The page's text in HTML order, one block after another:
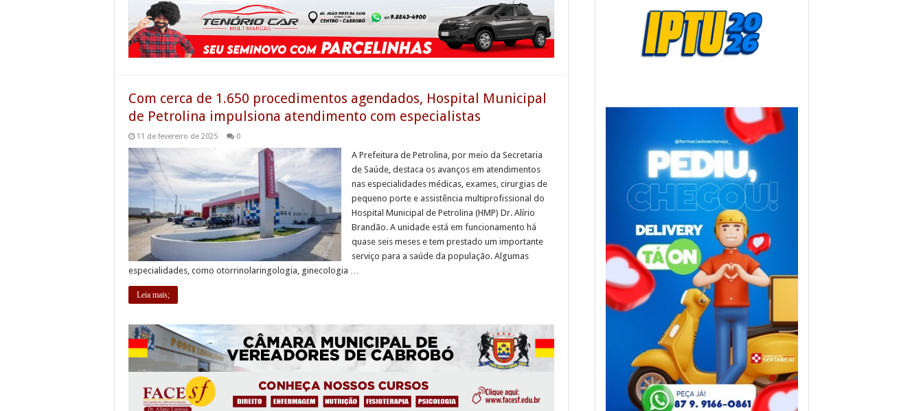
Com cerca de 1.650 procedimentos agendados, Hospital Municipal
de Petrolina impulsiona atendimento com especialistas
11 de fevereiro de 2025 0
A Prefeitura de Petrolina, por meio da Secretaria
de Saúde, destaca os avanços em atendimentos
nas especialidades médicas, exames, cirurgias de
pequeno porte e assistência multiprofissional do
Hospital Municipal de Petrolina (HMP) Dr. Alírio
Brandão. A unidade está em funcionamento há
quase seis meses e tem prestado um importante
serviço para a saúde da população. Algumas
especialidades, como otorrinolaringologia, ginecologia …
Leia mais;